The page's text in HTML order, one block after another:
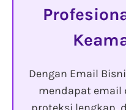
Dengan Email
mendapat email
proteksi lengkap,